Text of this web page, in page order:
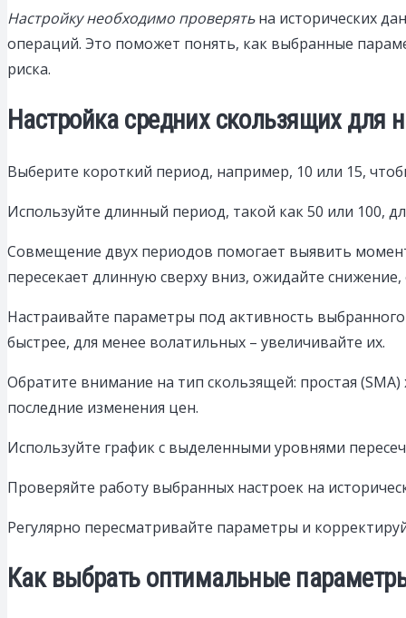
Настройку необходимо проверятьна исторических
операций. Это поможет понять, как выбранные
риска.
Настройка средних скользящих для
Выберите короткий период, например, 10 или 15,
Используйте длинный период, такой как 50 или 100,
Совмещение двух периодов помогает выявить
пересекает длинную сверху вниз, ожидайте снижение,
Настраивайте параметры под активность
быстрее, для менее волатильных – увеличивайте их.
Обратите внимание на тип скользящей: простая
последние изменения цен.
Используйте график с выделенными уровнями
Проверяйте работу выбранных настроек на
Регулярно пересматривайте параметры и
Как выбрать оптимальные